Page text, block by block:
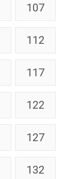
107
112
117
122
127
132